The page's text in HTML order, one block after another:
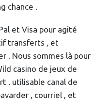
chance .
et Visa pour agité
transferts , et
. Nous sommes là pour
casino de jeux de
. utilisable canal de
, courriel , et